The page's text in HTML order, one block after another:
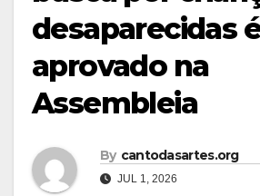
desaparecidas é
aprovado na
Assembleia
By cantodasartes.org
JUL 1, 2026